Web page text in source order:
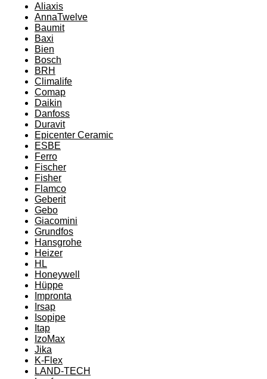
Aliaxis
AnnaTwelve
Baumit
Baxi
Bien
Bosch
BRH
Climalife
Comap
Daikin
Danfoss
Duravit
Epicenter Ceramic
ESBE
Ferro
Fischer
Fisher
Flamco
Geberit
Gebo
Giacomini
Grundfos
Hansgrohe
Heizer
HL
Honeywell
Hüppe
Impronta
Irsap
Isopipe
Itap
IzoMax
Jika
K-Flex
LAND-TECH